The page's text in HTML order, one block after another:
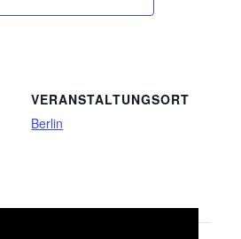
VERANSTALTUNGSORT
Berlin